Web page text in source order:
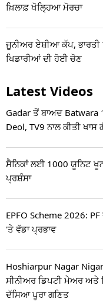
ਖ਼ਿਲਾਫ਼ ਖੋਲ੍ਹਿਆ ਮੋਰਚਾ
ਜੂਨੀਅਰ ਏਸ਼ੀਆ ਕੱਪ, ਭਾਰਤੀ
ਖਿਡਾਰੀਆਂ ਦੀ ਹੋਈ ਚੋਣ
Latest Videos
Gadar ਤੋਂ ਬਾਅਦ
Deol, TV9 ਨਾਲ ਕੀਤੀ ਖਾਸ
ਸੈਨਿਕਾਂ ਲਈ 1000 ਯੂਨਿਟ
ਪ੍ਰਸ਼ੰਸਾ
EPFO Scheme 2026:
'ਤੇ ਵੱਡਾ ਪ੍ਰਭਾਵ
Hoshiarpur Nagar
ਸੀਨੀਅਰ ਡਿਪਟੀ ਮੇਅਰ ਅਤੇ
ਦੱਸਿਆ ਪੂਰਾ ਗਣਿਤ